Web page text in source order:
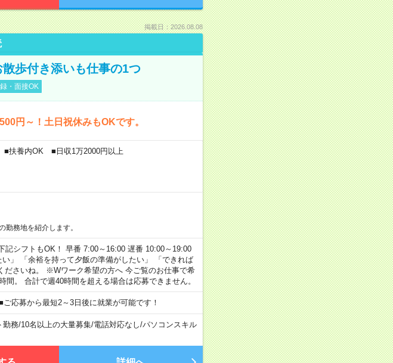
掲載日：2026.08.08
歩付き添いも仕事の1つ
・面接OK
円～！土日祝休みもOKです。
扶養内OK ■日収1万2000円以上
務地を紹介します。
記シフトもOK！ 早番 7:00～16:00 遅番 10:00～19:00
」 「余裕を持って夕飯の準備がしたい」 「できれば
ださいね。 ※Wワーク希望の方へ 今ご覧のお仕事で希
。 合計で週40時間を超える場合は応募できません。
応募から最短2～3日後に就業が可能です！
勤務/10名以上の大量募集/電話対応なし/パソコンスキル